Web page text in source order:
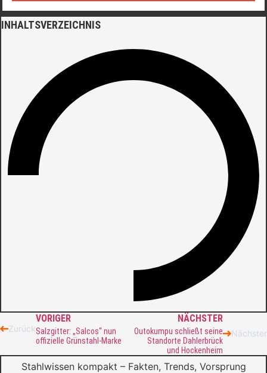
INHALTSVERZEICHNIS
Zurück
VORIGER
Salzgitter: „Salcos“ nun
offizielle Grünstahl-Marke
NÄCHSTER
Outokumpu schließt seine
Standorte Dahlerbrück
und Hockenheim
Nächster
Stahlwissen kompakt – Fakten, Trends, Vorsprung